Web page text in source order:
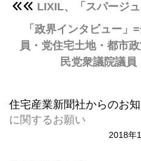
LIXIL、「スパージ
「政界インタビュー」
員・党住宅土地・都市
民党衆議院議
住宅産業新聞社からのお知
に関するお願い
2018年